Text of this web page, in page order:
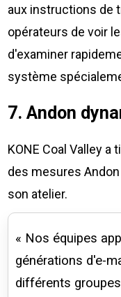
aux instructions de
opérateurs de voir
d'examiner
système
7. Andon
KONE Coal Valley a
des mesures
son atelier.
« Nos équipes
générations d'e-
différents